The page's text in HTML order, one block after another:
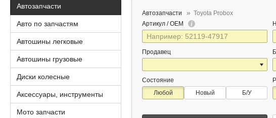
Автозапчасти
Toyota Probox
Артикул / OEM
Продавец
Состояние
Любой
Новый Б/У
Автозапчасти
Авто по запчастям
Автошины легковые
Автошины грузовые
Диски колесные
Аксессуары, инструменты
Мото запчасти